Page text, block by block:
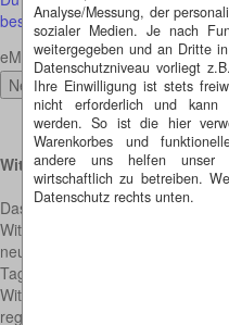
Analyse/Messung, der
sozialer Medien. Je nach
weitergegeben und an Dritte
Datenschutzniveau vorliegt
Ihre Einwilligung ist stets
nicht erforderlich und kann
werden. So ist die hier
Warenkorbes und
andere uns helfen unser
wirtschaftlich zu betreiben.
Datenschutz rechts unten.
bestell dir hier kostenlos
eMail
Witze ohne Ende - hier
Das Leben ist schon ernst
Witzarchiv die tägliche Dosis
neuen Witz, den wir Ihnen hier
Tages nicht verpassen möchten,
Witze auch ganz komfortabel
regelmäßig etwas zum Lachen,